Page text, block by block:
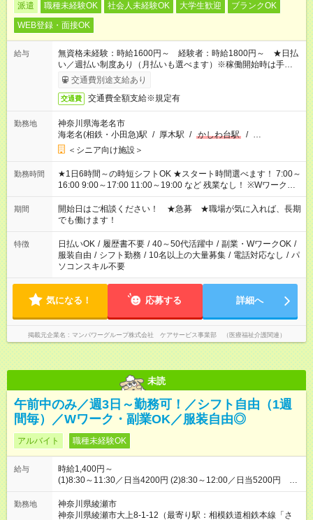
派遣 職種未経験OK 社会人未経験OK 大学生歓迎
ブランクOK
WEB登録・面接OK
給与
無資格未経験：時給1600円～ 経験者：時給1800円～ ★日払
い／週払い制度あり（月払いも選べます）※稼働開始時は手続き
完了次第のお支払いとなります。
交通費別途支給あり
交通費 交通費全額支給※規定有
勤務地
神奈川県海老名市
海老名(相鉄・小田急)駅 / 厚木駅 / かしわ台駅 / …
＜シニア向け施設＞
勤務時間
★1日6時間～の時短シフトOK ★スタート時間選べます！ 7:00～
16:00 9:00～17:00 11:00～19:00 など 残業なし！ ※Wワークの
場合、他のお仕事と合わせ週40時間超の就業はご案内できませ
ん ※法令に基づき、週20時間以上勤務は社会保険への加入対象
となります ※労働者派遣法（日雇い派遣の原則禁止）により、
短時間・短期間の就業はご案内が難しい場合があります
期間
開始日はご相談ください！ ★急募 ★職場が気に入れば、長期
でも働けます！
特徴 日払いOK / 履歴書不要 / 40～50代活躍中 / 副業・WワークOK /
服装自由 / シフト勤務 / 10名以上の大量募集 / 電話対応なし / パ
ソコンスキル不要
気になる！ 応募する 詳細へ
掲載元企業名 マンパワーグループ株式会社 ケアサービス事業部 （医療福祉介護関連）
未読
午前中のみ／週3日～勤務可！／シフト自由（1週
間毎）／Wワーク・副業OK／服装自由◎
アルバイト 職種未経験OK
給与
時給1,400円～
(1)8:30～11:30／日当4200円 (2)8:30～12:00／日当5200円 早
く終わっても日給保障 【試用期間】試用期間なし
勤務地
神奈川県綾瀬市
神奈川県綾瀬市大上8-1-12（最寄り駅：相模鉄道相鉄本線「さ